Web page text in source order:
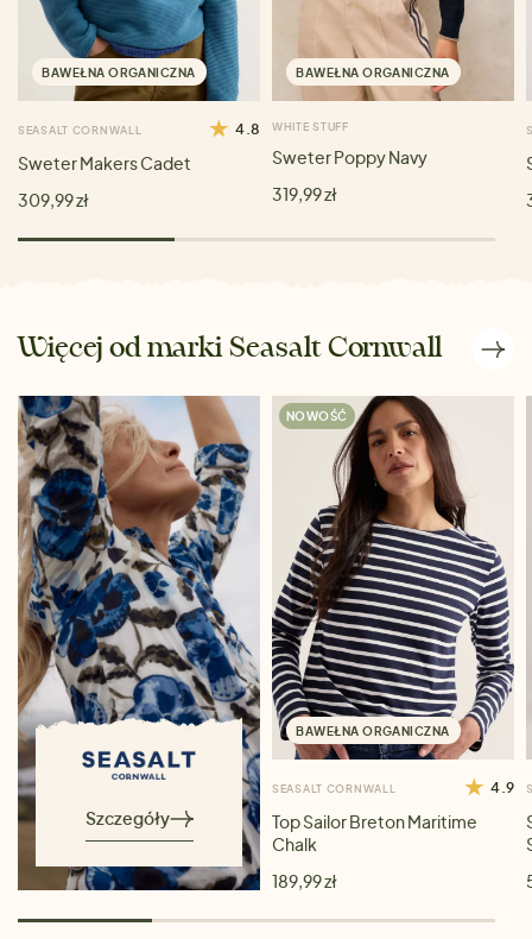
BAWEŁNA ORGANICZNA
SEASALT CORNWALL 4.8
Sweter Makers Cadet
309,99 zł
BAWEŁNA ORGANICZNA
WHITE STUFF
Sweter Poppy Navy
319,99 zł
Więcej od marki Seasalt Cornwall
Szczegóły
NOWOŚĆ
BAWEŁNA ORGANICZNA
SEASALT CORNWALL 4.9
Top Sailor Breton Maritime
Chalk
189,99 zł